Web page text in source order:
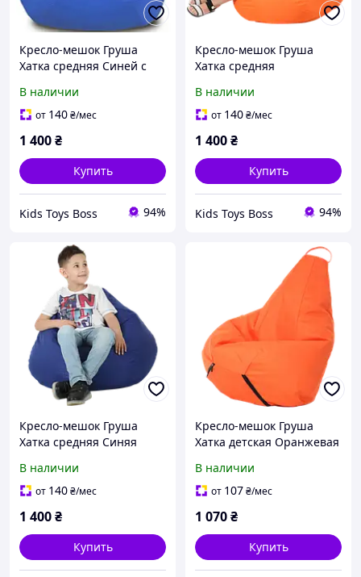
Кресло-мешок Груша
Хатка средняя Синей с
В наличии
от 140₴/мес
1 400₴
Купить
Kids Toys Boss 94%
Кресло-мешок Груша
Хатка средняя
(подростковая)
В наличии
от 140₴/мес
1 400₴
Купить
Kids Toys Boss 94%
Кресло-мешок Груша
Хатка средняя Синяя
В наличии
от 140₴/мес
1 400₴
Купить
Кресло-мешок Груша
Хатка детская Оранжевая
В наличии
от 107₴/мес
1 070₴
Купить